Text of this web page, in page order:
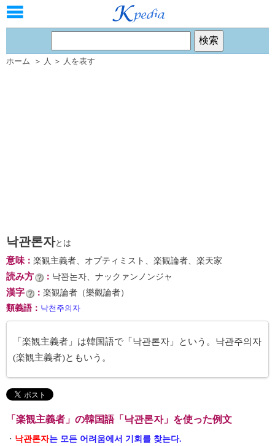
ホーム ＞ 人 ＞ 人を表す
낙관론자とは
意味： 楽観主義者、オプティミスト、楽観論者、楽天家
読み方 ： 낙꽌논자、ナックァンノンジャ
漢字 ： 楽観論者（樂觀論者）
類義語 ： 낙천주의자
「楽観主義者」は韓国語で「낙관론자」という。낙관주의자
(楽観主義者)ともいう。
「楽観主義者」の韓国語「낙관론자」を使った例文
・ 낙관론자는 모든 어려움에서 기회를 찾는다.